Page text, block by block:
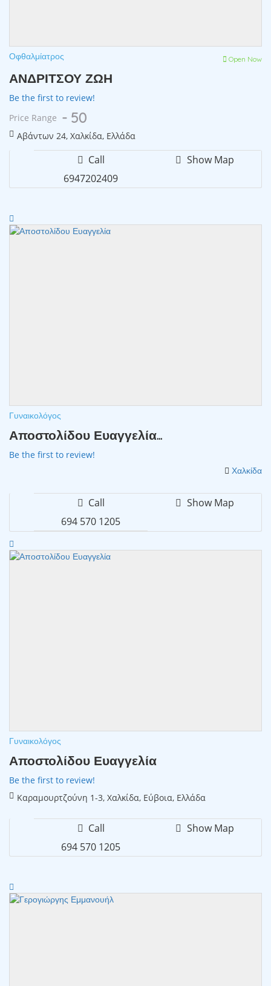
Οφθαλμίατρος Open Now
ΑΝΔΡΙΤΣΟΥ ΖΩΗ
Be the first to review!
Price Range - 50
Αβάντων 24, Χαλκίδα, Ελλάδα
Call
6947202409
Show Map
Γυναικολόγος
Αποστολίδου Ευαγγελία...
Be the first to review!
Χαλκίδα
Call
694 570 1205
Show Map
Γυναικολόγος
Αποστολίδου Ευαγγελία
Be the first to review!
Καραμουρτζούνη 1-3, Χαλκίδα, Εύβοια, Ελλάδα
Call
694 570 1205
Show Map